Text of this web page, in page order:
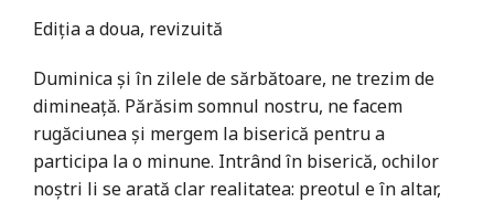
Ediția a doua, revizuită
Duminica și în zilele de sărbătoare, ne trezim de
dimineață. Părăsim somnul nostru, ne facem
rugăciunea și mergem la biserică pentru a
participa la o minune. Intrând în biserică, ochilor
noștri li se arată clar realitatea: preotul e în altar,